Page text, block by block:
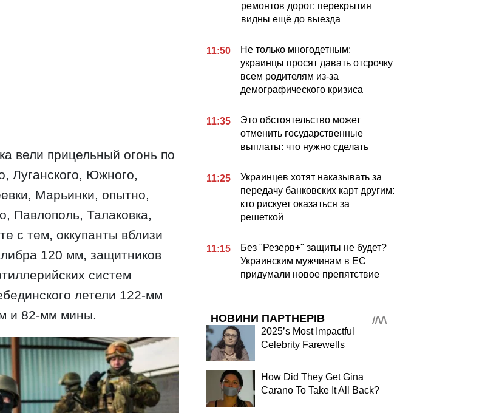
вели прицельный огонь по
Луганского, Южного,
Марьинки, опытно,
Павлополь, Талаковка,
с тем, оккупанты вблизи
120 мм, защитников
систем
летели 122-мм
и 82-мм мины.
ремонтов дорог: перекрытия
видны ещё до выезда
11:50
Не только многодетным:
украинцы просят давать отсрочку
всем родителям из-за
демографического кризиса
11:35
Это обстоятельство может
отменить государственные
выплаты: что нужно сделать
11:25
Украинцев хотят наказывать за
передачу банковских карт другим:
кто рискует оказаться за
решеткой
11:15
Без "Резерв+" защиты не будет?
Украинским мужчинам в ЕС
придумали новое препятствие
НОВИНИ ПАРТНЕРІВ
2025’s Most Impactful
Celebrity Farewells
How Did They Get Gina
Carano To Take It All Back?